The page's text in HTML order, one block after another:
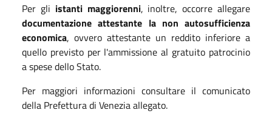
Per gli istanti maggiorenni, inoltre, occorre allegare
documentazione attestante la non autosufficienza
economica, ovvero attestante un reddito inferiore a
quello previsto per l'ammissione al gratuito patrocinio
a spese dello Stato.
Per maggiori informazioni consultare il comunicato
della Prefettura di Venezia allegato.